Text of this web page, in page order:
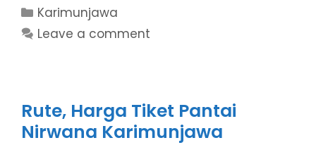
Categories
Karimunjawa
Leave a comment
Rute, Harga Tiket Pantai
Nirwana Karimunjawa